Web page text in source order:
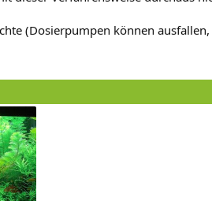
(Dosierpumpen können